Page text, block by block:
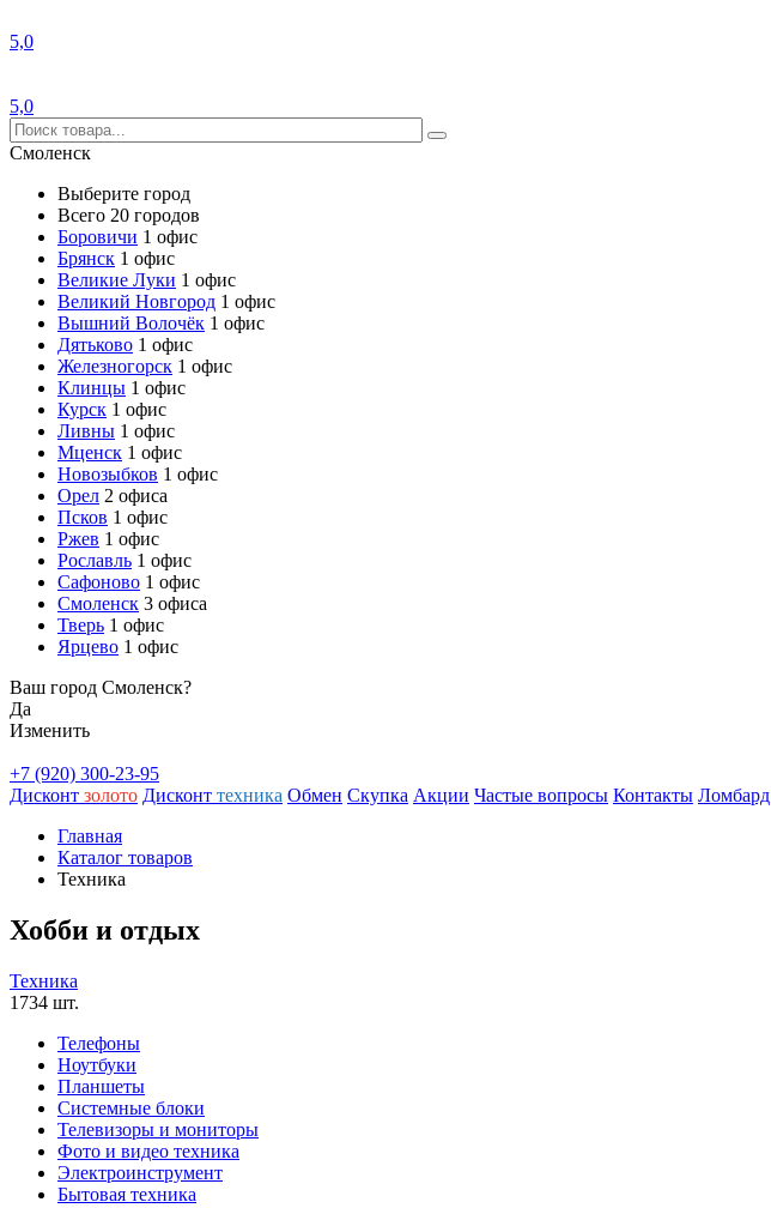
5,0
5,0
Смоленск
Выберите город
Всего 20 городов
Боровичи 1 офис
Брянск 1 офис
Великие Луки 1 офис
Великий Новгород 1 офис
Вышний Волочёк 1 офис
Дятьково 1 офис
Железногорск 1 офис
Клинцы 1 офис
Курск 1 офис
Ливны 1 офис
Мценск 1 офис
Новозыбков 1 офис
Орел 2 офиса
Псков 1 офис
Ржев 1 офис
Рославль 1 офис
Сафоново 1 офис
Смоленск 3 офиса
Тверь 1 офис
Ярцево 1 офис
Ваш город Смоленск?
Да
Изменить
+7 (920) 300-23-95
Дисконт золото Дисконт техника Обмен Скупка Акции Частые вопросы Контакты Ломбард
Главная
Каталог товаров
Техника
Хобби и отдых
Техника
1734 шт.
Телефоны
Ноутбуки
Планшеты
Системные блоки
Телевизоры и мониторы
Фото и видео техника
Электроинструмент
Бытовая техника